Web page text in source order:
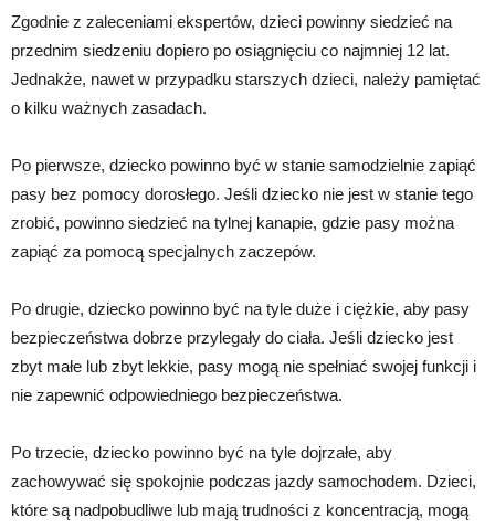
Zgodnie z zaleceniami ekspertów, dzieci powinny siedzieć na
przednim siedzeniu dopiero po osiągnięciu co najmniej 12 lat.
Jednakże, nawet w przypadku starszych dzieci, należy pamiętać
o kilku ważnych zasadach.
Po pierwsze, dziecko powinno być w stanie samodzielnie zapiąć
pasy bez pomocy dorosłego. Jeśli dziecko nie jest w stanie tego
zrobić, powinno siedzieć na tylnej kanapie, gdzie pasy można
zapiąć za pomocą specjalnych zaczepów.
Po drugie, dziecko powinno być na tyle duże i ciężkie, aby pasy
bezpieczeństwa dobrze przylegały do ciała. Jeśli dziecko jest
zbyt małe lub zbyt lekkie, pasy mogą nie spełniać swojej funkcji i
nie zapewnić odpowiedniego bezpieczeństwa.
Po trzecie, dziecko powinno być na tyle dojrzałe, aby
zachowywać się spokojnie podczas jazdy samochodem. Dzieci,
które są nadpobudliwe lub mają trudności z koncentracją, mogą